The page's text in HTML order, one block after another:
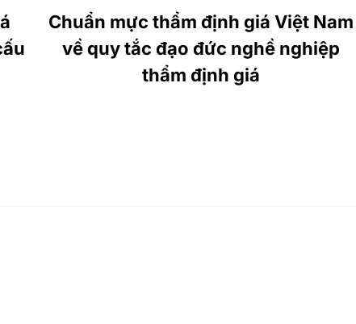
Chuẩn mực thẩm định giá Việt Nam
về quy tắc đạo đức nghề nghiệp
thẩm định giá